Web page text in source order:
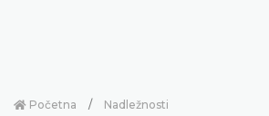
Početna Nadležnosti